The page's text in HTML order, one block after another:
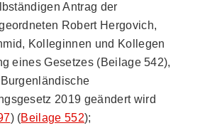
Antrag der
Robert Hergovich,
Kolleginnen und Kollegen
eines Gesetzes (Beilage 542),
2019 geändert wird
) (Beilage 552);